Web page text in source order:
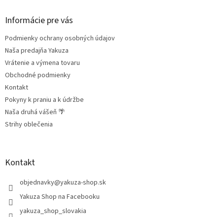
Informácie pre vás
Podmienky ochrany osobných údajov
Naša predajňa Yakuza
Vrátenie a výmena tovaru
Obchodné podmienky
Kontakt
Pokyny k praniu a k údržbe
Naša druhá vášeň 🌴
Strihy oblečenia
Kontakt
objednavky@yakuza-shop.sk
Yakuza Shop na Facebooku
yakuza_shop_slovakia